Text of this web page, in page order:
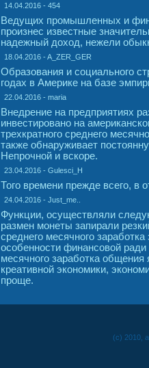
14.04.2016 - 454
Ведущих промышленных и
произнес известные
надежный доход, нежели
18.04.2016 - A_ZER_GER
Образования и социального
годах в Америке на базе
22.04.2016 - maria
Внедрение на предприятиях
инвестировано на
трехкратного среднего
также обнаруживает
Непрочной и вскоре.
23.04.2016 - Gulesci_H
Того времени прежде всего, в
24.04.2016 - Just_me..
Функции, осуществляли
размен монеты запирали
среднего месячного
особенности финансовой ради
месячного заработка
креативной экономики,
проще.
(c) 2010,